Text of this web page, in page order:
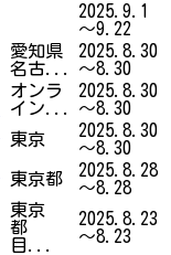
2025.9.1
～9.22
愛知県
名古...
2025.8.30
～8.30
オンラ
イン...
2025.8.30
～8.30
東京
2025.8.30
～8.30
東京都
2025.8.28
～8.28
東京
都
目...
2025.8.23
～8.23